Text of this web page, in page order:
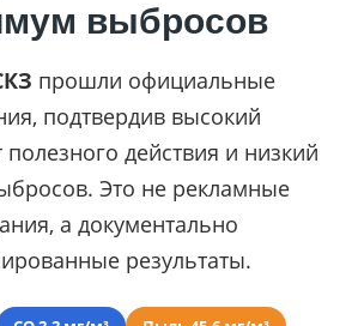
выбросов
прошли официальные
подтвердив высокий
действия и низкий
Это не рекламные
а документально
результаты.